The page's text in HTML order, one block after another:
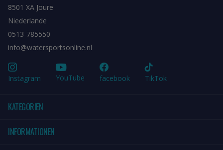
8501 XA Joure
Niederlande
0513-785550
info@watersportsonline.nl
Instagram YouTube facebook TikTok
KATEGORIEN
INFORMATIONEN